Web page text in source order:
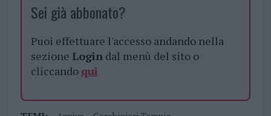
Sei già abbonato?
Puoi effettuare l'accesso andando nella
sezione Login dal menù del sito o
cliccando qui